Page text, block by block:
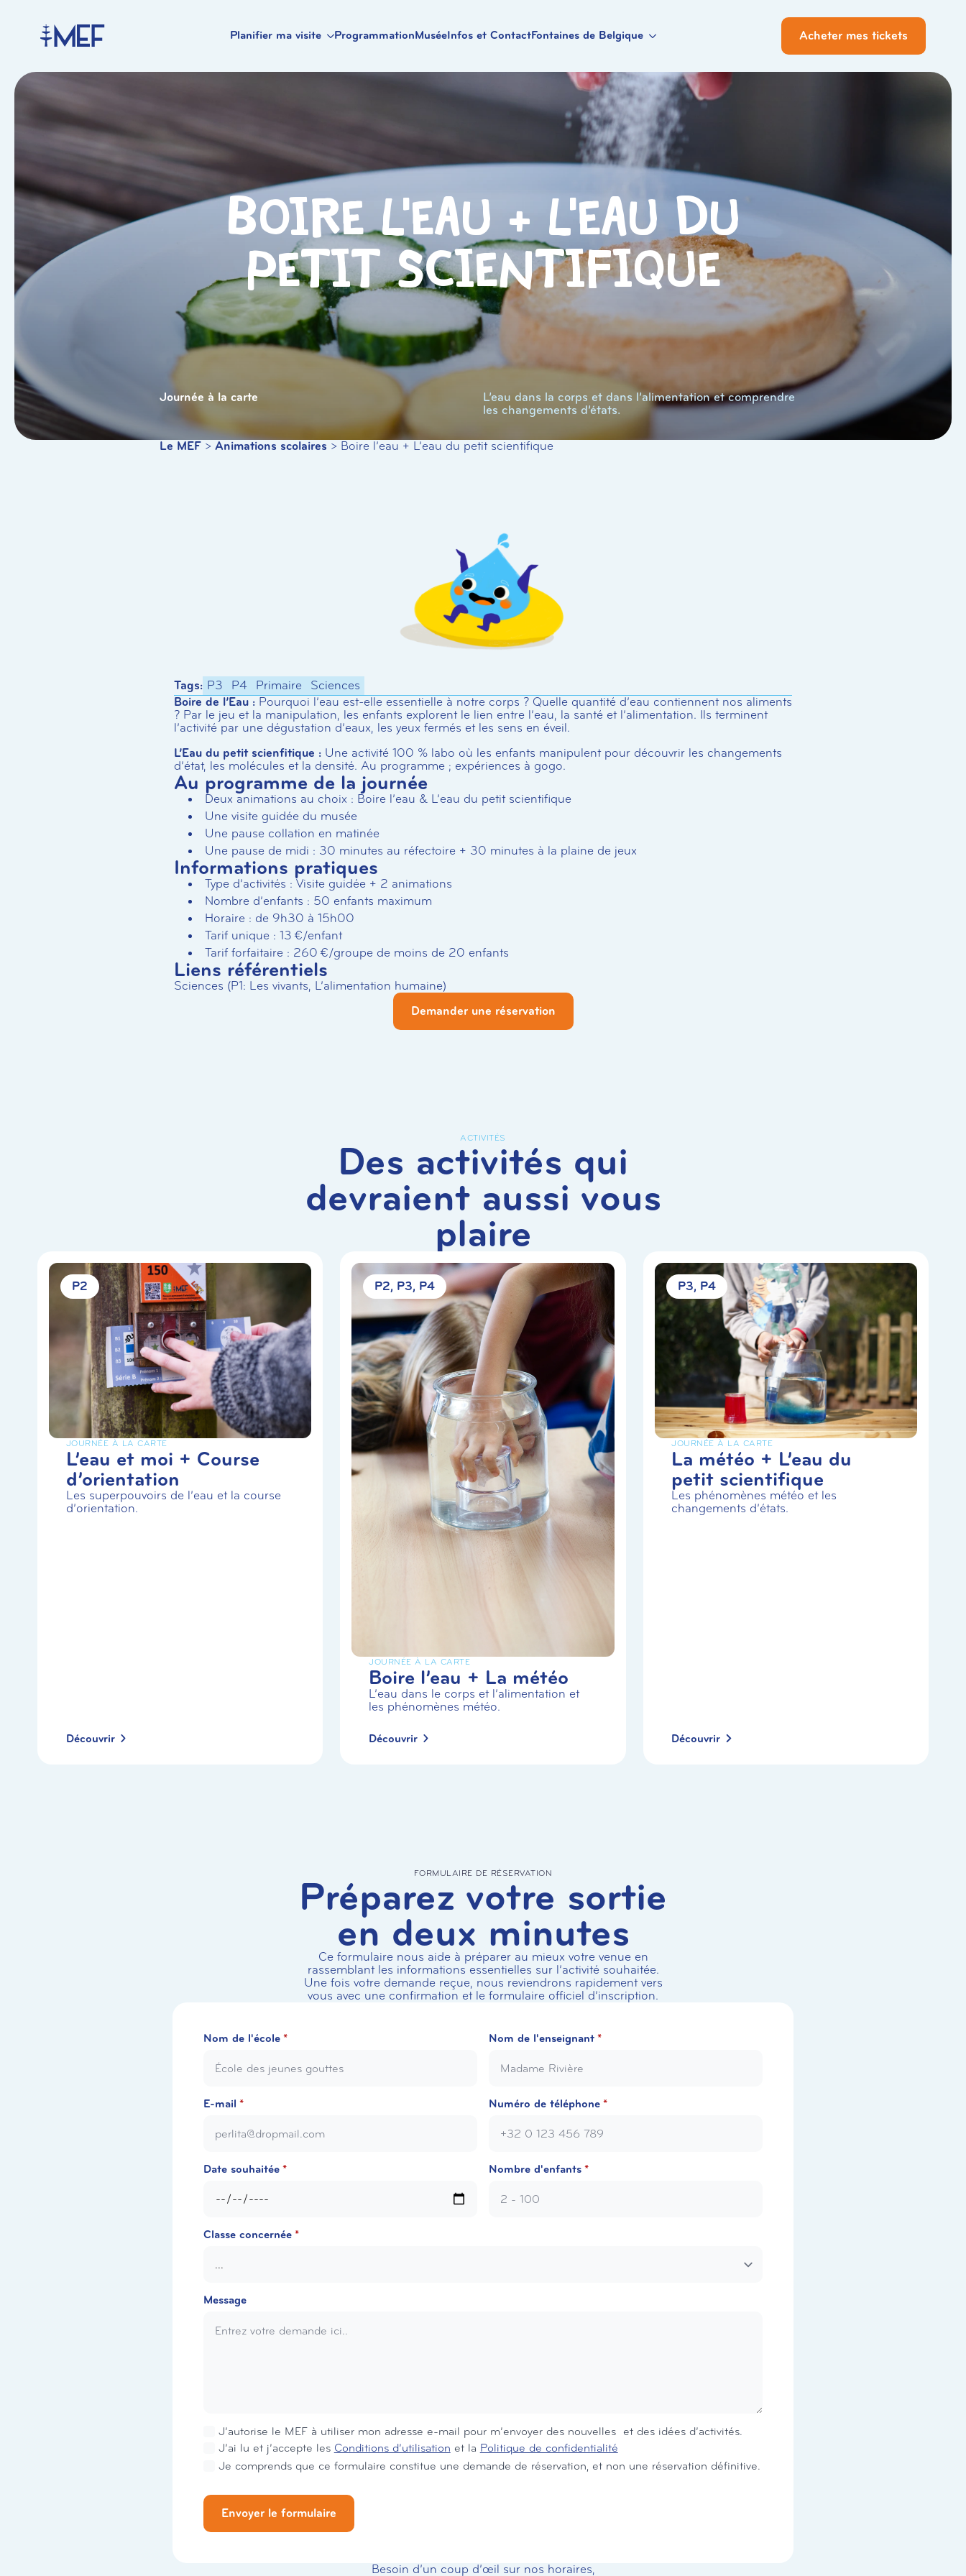
Planifier ma visite ProgrammationMuséeInfos et ContactFontaines de Belgique Acheter mes tickets
Boire l’eau + L’eau du
petit scientifique
Journée à la carte
L’eau dans la corps et dans l’alimentation et comprendre
les changements d’états.
Le MEF > Animations scolaires > Boire l’eau + L’eau du petit scientifique
Tags: P3 P4 Primaire
Sciences
Boire de l’Eau : Pourquoi l’eau est-elle essentielle à notre corps ? Quelle quantité d’eau contiennent nos aliments
? Par le jeu et la manipulation, les enfants explorent le lien entre l’eau, la santé et l’alimentation. Ils terminent
l’activité par une dégustation d’eaux, les yeux fermés et les sens en éveil.
L’Eau du petit scienfitique : Une activité 100 % labo où les enfants manipulent pour découvrir les changements
d’état, les molécules et la densité. Au programme ; expériences à gogo.
Au programme de la journée
Deux animations au choix : Boire l’eau & L’eau du petit scientifique
Une visite guidée du musée
Une pause collation en matinée
Une pause de midi : 30 minutes au réfectoire + 30 minutes à la plaine de jeux
Informations pratiques
Type d’activités : Visite guidée + 2 animations
Nombre d’enfants : 50 enfants maximum
Horaire : de 9h30 à 15h00
Tarif unique : 13 €/enfant
Tarif forfaitaire : 260 €/groupe de moins de 20 enfants
Liens référentiels
Sciences (P1: Les vivants, L’alimentation humaine)
Demander une réservation
ACTIVITÉS
Des activités qui
devraient aussi vous
plaire
P2
JOURNÉE À LA CARTE
L’eau et moi + Course
d’orientation
Les superpouvoirs de l’eau et la course
d’orientation.
Découvrir
P2 P3 P4
JOURNÉE À LA CARTE
Boire l’eau + La météo
L’eau dans le corps et l’alimentation et
les phénomènes météo.
Découvrir
P3 P4
JOURNÉE À LA CARTE
La météo + L’eau du
petit scientifique
Les phénomènes météo et les
changements d’états.
Découvrir
FORMULAIRE DE RÉSERVATION
Préparez votre sortie
en deux minutes
Ce formulaire nous aide à préparer au mieux votre venue en
rassemblant les informations essentielles sur l’activité souhaitée.
Une fois votre demande reçue, nous reviendrons rapidement vers
vous avec une confirmation et le formulaire officiel d’inscription.
Nom de l'école * Nom de l'enseignant *
E-mail * Numéro de téléphone *
Date souhaitée * Nombre d'enfants *
Classe concernée *
Message
Newsletter
J’autorise le MEF à utiliser mon adresse e-mail pour m’envoyer des nouvelles et des idées d’activités.
RGPD
J’ai lu et j’accepte les Conditions d’utilisation et la Politique de confidentialité
Je comprends que ce formulaire constitue une demande de réservation, et non une réservation définitive.
Envoyer le formulaire
Besoin d’un coup d’œil sur nos horaires,